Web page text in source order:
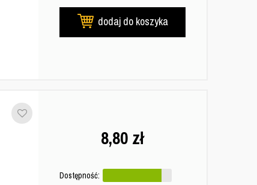
dodaj do koszyka
8,80 zł
Dostępność: